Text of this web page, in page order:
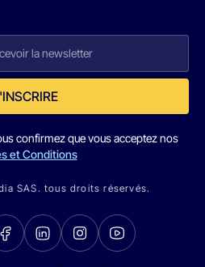
confirmez que vous acceptez nos
et Conditions
SAS. tous droits réservés.